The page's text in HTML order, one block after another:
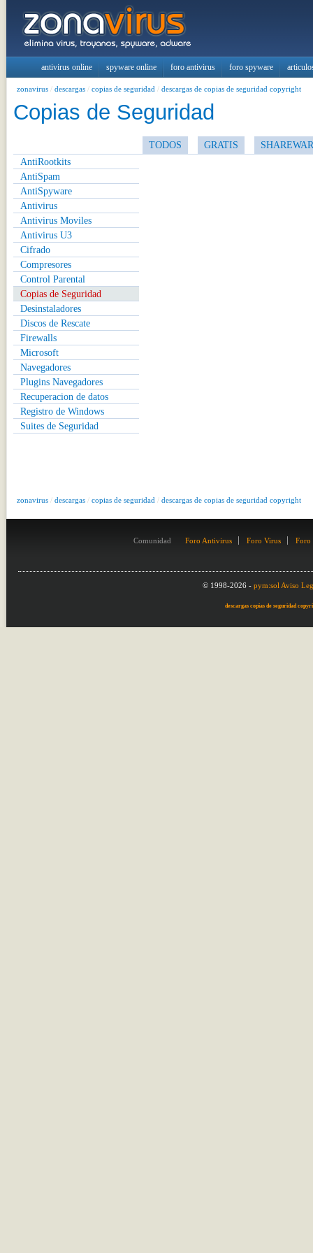
antivirus online spyware online foro antivirus foro spyware
zonavirus / descargas / copias de seguridad / descargas de copias de seguridad copyright
Copias de Seguridad
AntiRootkits
AntiSpam
AntiSpyware
Antivirus
Antivirus Moviles
Antivirus U3
Cifrado
Compresores
Control Parental
Copias de Seguridad
Desinstaladores
Discos de Rescate
Firewalls
Microsoft
Navegadores
Plugins Navegadores
Recuperacion de datos
Registro de Windows
Suites de Seguridad
TODOS GRATIS
zonavirus / descargas / copias de seguridad / descargas de copias de seguridad copyright
Comunidad Foro Antivirus Foro Virus Foro
© 1998-2026 - pym:sol Aviso
descargas copias de seguridad